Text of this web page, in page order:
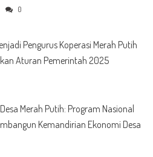
0
Pengurus Koperasi Merah Putih
Aturan Pemerintah 2025
Merah Putih: Program Nasional
Kemandirian Ekonomi Desa